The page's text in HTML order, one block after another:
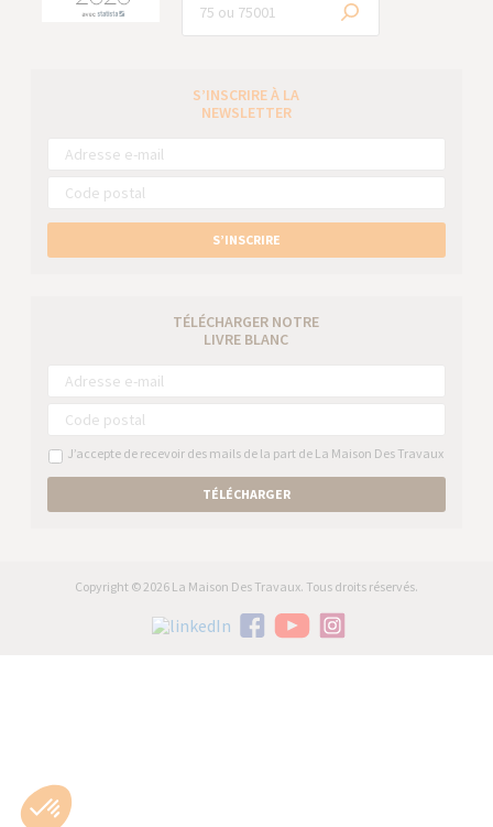
S’INSCRIRE À LA
NEWSLETTER
S’INSCRIRE
TÉLÉCHARGER NOTRE
LIVRE BLANC
J’accepte de recevoir des mails de la part de La Maison Des Travaux
TÉLÉCHARGER
Copyright © 2026 La Maison Des Travaux. Tous droits réservés.